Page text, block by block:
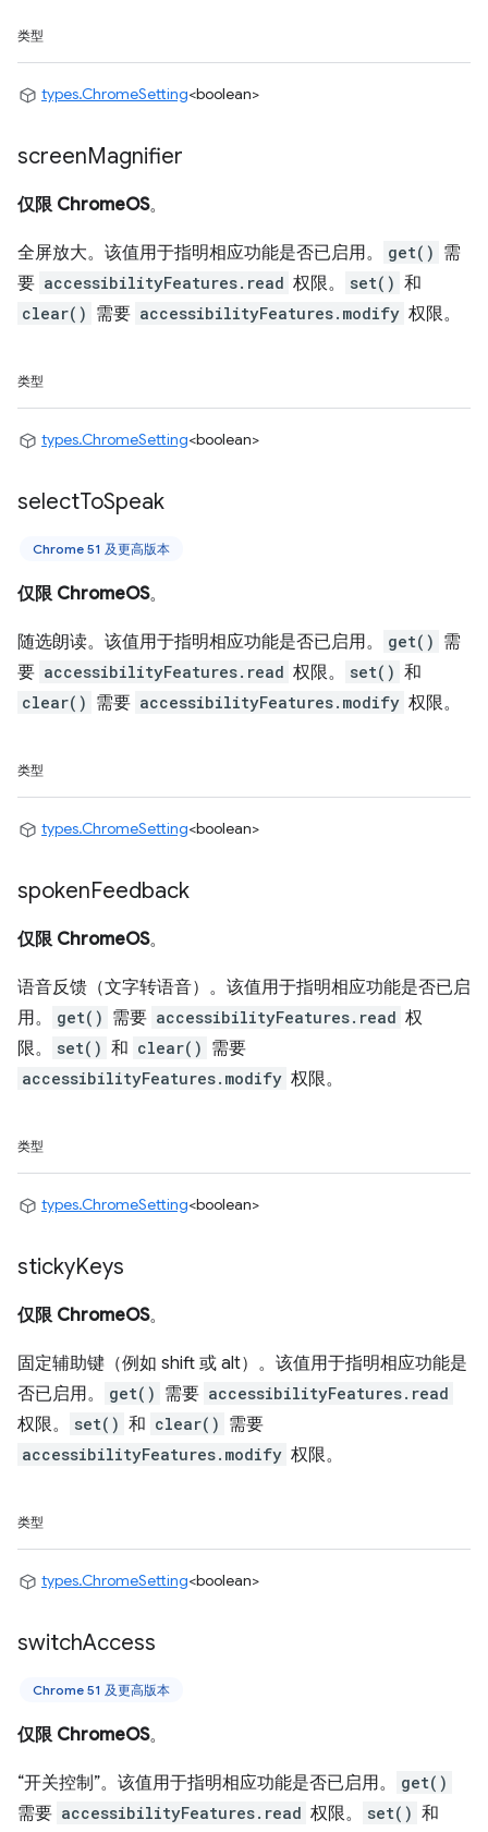
类型
types.ChromeSetting<boolean>
screenMagnifier
仅限 ChromeOS。
全屏放大。该值用于指明相应功能是否已启用。 get() 需
要 accessibilityFeatures.read 权限。 set() 和
clear() 需要 accessibilityFeatures.modify 权限。
类型
types.ChromeSetting<boolean>
selectToSpeak
Chrome 51 及更高版本
仅限 ChromeOS。
随选朗读。该值用于指明相应功能是否已启用。 get() 需
要 accessibilityFeatures.read 权限。 set() 和
clear() 需要 accessibilityFeatures.modify 权限。
类型
types.ChromeSetting<boolean>
spokenFeedback
仅限 ChromeOS。
语音反馈（文字转语音）。该值用于指明相应功能是否已启
用。
get() 需要 accessibilityFeatures.read 权
限。
set() 和 clear() 需要
accessibilityFeatures.modify 权限。
类型
types.ChromeSetting<boolean>
stickyKeys
仅限 ChromeOS。
固定辅助键（例如 shift 或 alt）。该值用于指明相应功能是
否已启用。
get() 需要 accessibilityFeatures.read
权限。 set() 和 clear() 需要
accessibilityFeatures.modify 权限。
类型
types.ChromeSetting<boolean>
switchAccess
Chrome 51 及更高版本
仅限 ChromeOS。
“开关控制”。该值用于指明相应功能是否已启用。 get()
需要 accessibilityFeatures.read 权限。 set() 和